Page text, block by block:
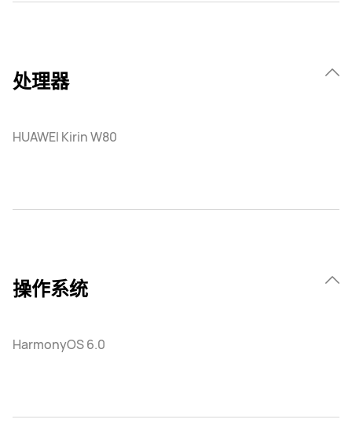
处理器
HUAWEI Kirin W80
操作系统
HarmonyOS 6.0